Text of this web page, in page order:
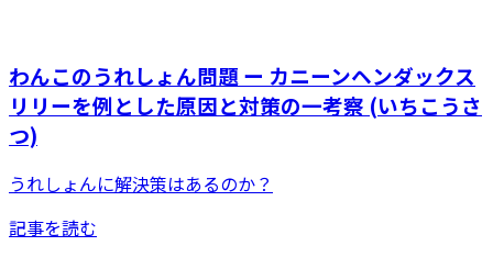
わんこのうれしょん問題 ー カニーンヘンダックス
リリーを例とした原因と対策の一考察 (いちこうさ
つ)
うれしょんに解決策はあるのか？
記事を読む